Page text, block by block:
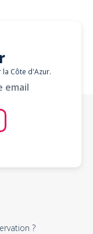
Côte d'Azur.
email
?